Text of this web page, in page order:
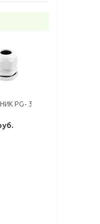
WKR-ZDM10-080
*25М СИБИН
PG- 36